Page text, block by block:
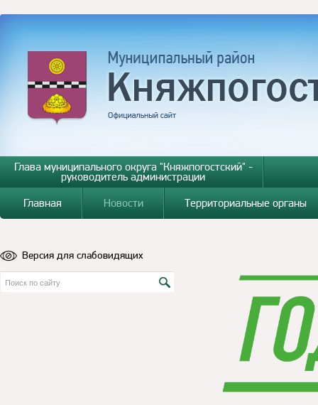
Глава муниципального округа "Княжпогостский" -
руководитель администрации
Главная
Новости Территориальные органы
Версия для слабовидящих